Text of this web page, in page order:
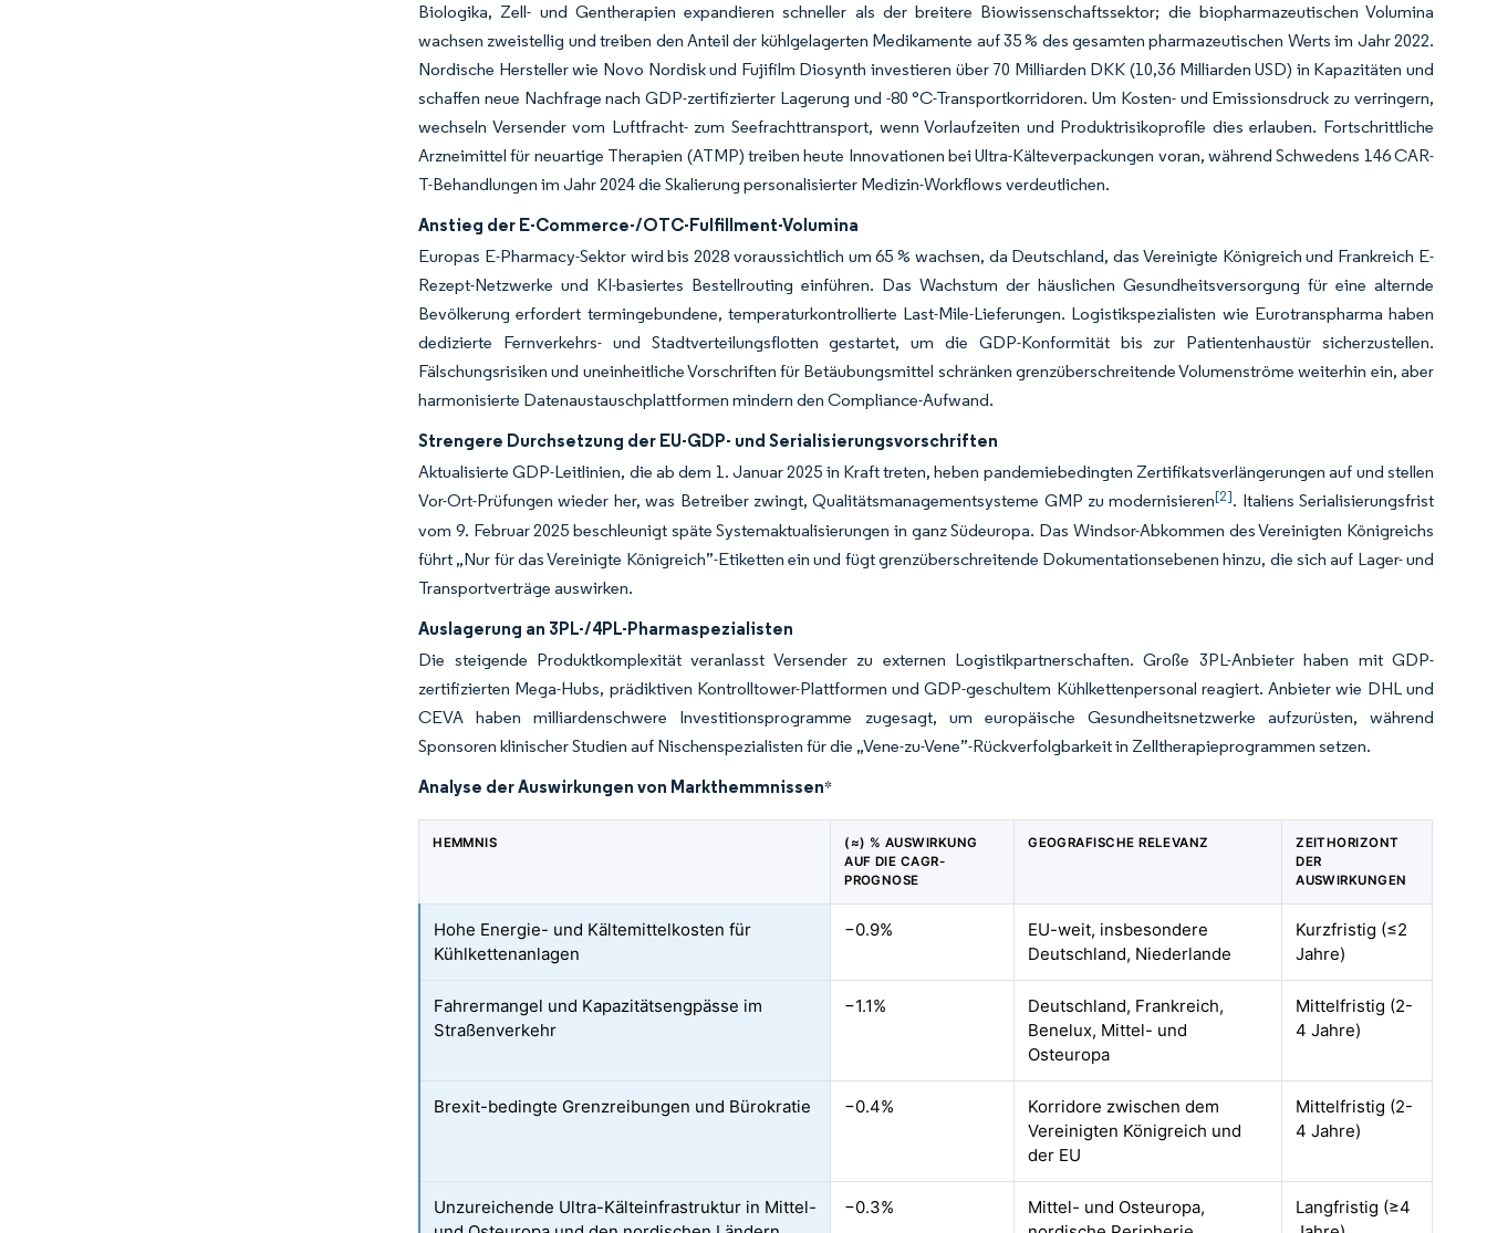
Biologika, Zell- und Gentherapien expandieren schneller als der breitere Biowissenschaftssektor; die biopharmazeutischen Volumina
wachsen zweistellig und treiben den Anteil der kühlgelagerten Medikamente auf 35 % des gesamten pharmazeutischen Werts im Jahr 2022.
Nordische Hersteller wie Novo Nordisk und Fujifilm Diosynth investieren über 70 Milliarden DKK (10,36 Milliarden USD) in Kapazitäten und
schaffen neue Nachfrage nach GDP-zertifizierter Lagerung und -80 °C-Transportkorridoren. Um Kosten- und Emissionsdruck zu verringern,
wechseln Versender vom Luftfracht- zum Seefrachttransport, wenn Vorlaufzeiten und Produktrisikoprofile dies erlauben. Fortschrittliche
Arzneimittel für neuartige Therapien (ATMP) treiben heute Innovationen bei Ultra-Kälteverpackungen voran, während Schwedens 146 CAR-
T-Behandlungen im Jahr 2024 die Skalierung personalisierter Medizin-Workflows verdeutlichen.
Anstieg der E-Commerce-/OTC-Fulfillment-Volumina
Europas E-Pharmacy-Sektor wird bis 2028 voraussichtlich um 65 % wachsen, da Deutschland, das Vereinigte Königreich und Frankreich E-
Rezept-Netzwerke und KI-basiertes Bestellrouting einführen. Das Wachstum der häuslichen Gesundheitsversorgung für eine alternde
Bevölkerung erfordert termingebundene, temperaturkontrollierte Last-Mile-Lieferungen. Logistikspezialisten wie Eurotranspharma haben
dedizierte Fernverkehrs- und Stadtverteilungsflotten gestartet, um die GDP-Konformität bis zur Patientenhaustür sicherzustellen.
Fälschungsrisiken und uneinheitliche Vorschriften für Betäubungsmittel schränken grenzüberschreitende Volumenströme weiterhin ein, aber
harmonisierte Datenaustauschplattformen mindern den Compliance-Aufwand.
Strengere Durchsetzung der EU-GDP- und Serialisierungsvorschriften
Aktualisierte GDP-Leitlinien, die ab dem 1. Januar 2025 in Kraft treten, heben pandemiebedingten Zertifikatsverlängerungen auf und stellen
Vor-Ort-Prüfungen wieder her, was Betreiber zwingt, Qualitätsmanagementsysteme GMP zu modernisieren[2]. Italiens Serialisierungsfrist
vom 9. Februar 2025 beschleunigt späte Systemaktualisierungen in ganz Südeuropa. Das Windsor-Abkommen des Vereinigten Königreichs
führt „Nur für das Vereinigte Königreich”-Etiketten ein und fügt grenzüberschreitende Dokumentationsebenen hinzu, die sich auf Lager- und
Transportverträge auswirken.
Auslagerung an 3PL-/4PL-Pharmaspezialisten
Die steigende Produktkomplexität veranlasst Versender zu externen Logistikpartnerschaften. Große 3PL-Anbieter haben mit GDP-
zertifizierten Mega-Hubs, prädiktiven Kontrolltower-Plattformen und GDP-geschultem Kühlkettenpersonal reagiert. Anbieter wie DHL und
CEVA haben milliardenschwere Investitionsprogramme zugesagt, um europäische Gesundheitsnetzwerke aufzurüsten, während
Sponsoren klinischer Studien auf Nischenspezialisten für die „Vene-zu-Vene”-Rückverfolgbarkeit in Zelltherapieprogrammen setzen.
Analyse der Auswirkungen von Markthemmnissen*
HEMMNIS
(≈) % AUSWIRKUNG
AUF DIE CAGR-
PROGNOSE
GEOGRAFISCHE RELEVANZ
ZEITHORIZONT
DER
AUSWIRKUNGEN
Hohe Energie- und Kältemittelkosten für
Kühlkettenanlagen
−0.9%
EU-weit, insbesondere
Deutschland, Niederlande
Kurzfristig (≤2
Jahre)
Fahrermangel und Kapazitätsengpässe im
Straßenverkehr
−1.1%
Deutschland, Frankreich,
Benelux, Mittel- und
Osteuropa
Mittelfristig (2-
4 Jahre)
Brexit-bedingte Grenzreibungen und Bürokratie −0.4%
Korridore zwischen dem
Vereinigten Königreich und
der EU
Mittelfristig (2-
4 Jahre)
Unzureichende Ultra-Kälteinfrastruktur in Mittel-
−0.3%
Mittel- und Osteuropa,
Langfristig (≥4